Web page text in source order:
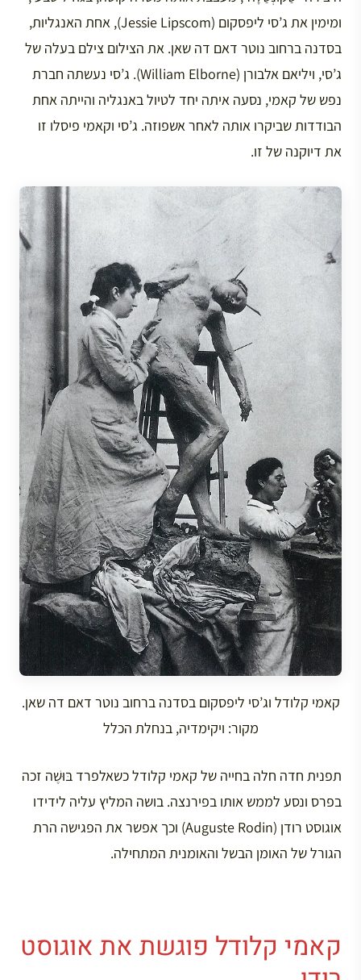
ומימין את ג’סי ליפסקום (Jessie Lipscom), אחת האנגליות,
בסדנה ברחוב נוטר דאם דה שאן. את הצילום צילם בעלה של
ג’סי, ויליאם אלבורן (William Elborne). ג’סי נעשתה חברת
נפש של קאמי, נסעה איתה יחד לטיול באנגליה והייתה אחת
הבודדות שביקרו אותה לאחר אשפוזה. ג’סי וקאמי פיסלו זו
את דיוקנה של זו.
קאמי קלודל וג’סי ליפסקום בסדנה ברחוב נוטר דאם דה שאן.
מקור: ויקימדיה, בנחלת הכלל
תפנית חדה חלה בחייה של קאמי קלודל כשאלפרד בּוּשֶׁה זכה
בפרס ונסע לממש אותו בפירנצה. בושה המליץ עליה לידידו
אוגוסט רודן (Auguste Rodin) וכך אפשר את הפגישה הרת
הגורל של האומן הבשל והאומנית המתחילה.
קאמי קלודל פוגשת את אוגוסט